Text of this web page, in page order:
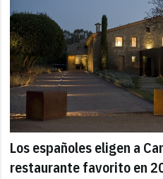
Los españoles eligen a
restaurante favorito en